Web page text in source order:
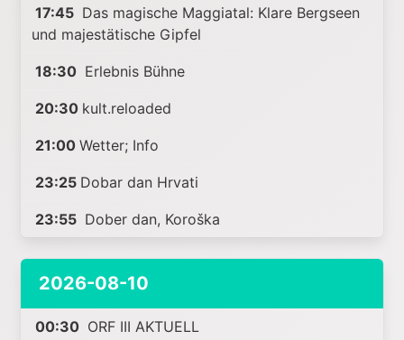
17:45 Das magische Maggiatal: Klare Bergseen
und majestätische Gipfel
18:30 Erlebnis Bühne
20:30 kult.reloaded
21:00 Wetter; Info
23:25 Dobar dan Hrvati
23:55 Dober dan, Koroška
2026-08-10
00:30 ORF III AKTUELL